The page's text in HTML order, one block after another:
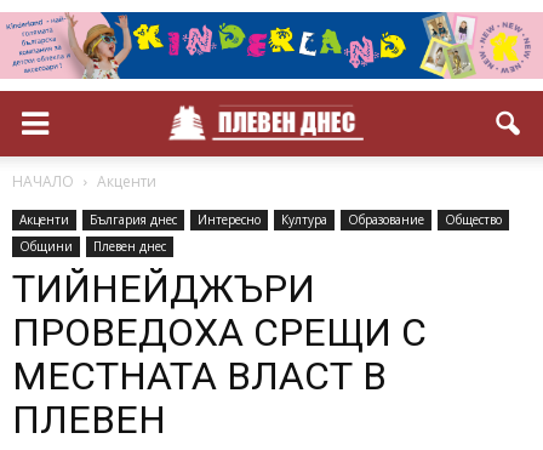
НАЧАЛО Акценти
Акценти България днес Интересно Култура Образование
Общество
Общини
Плевен днес
ТИЙНЕЙДЖЪРИ
ПРОВЕДОХА СРЕЩИ С
МЕСТНАТА ВЛАСТ В
ПЛЕВЕН